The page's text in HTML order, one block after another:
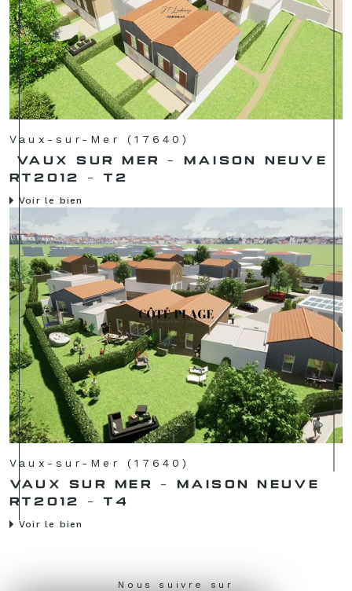
Vaux-sur-Mer (17640)
VAUX SUR MER - MAISON NEUVE
RT2012 - T2
Voir le bien
Vaux-sur-Mer (17640)
VAUX SUR MER - MAISON NEUVE
RT2012 - T4
Voir le bien
Nous suivre sur